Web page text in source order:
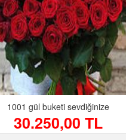
1001 gül buketi sevdiğinize
30.250,00 TL